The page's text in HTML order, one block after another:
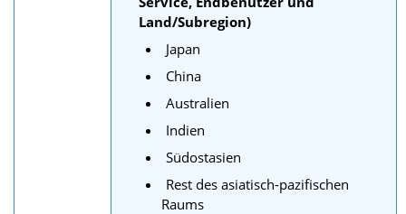
Land/Subregion)
Japan
China
Australien
Indien
Südostasien
Rest des asiatisch-pazifischen
Raums